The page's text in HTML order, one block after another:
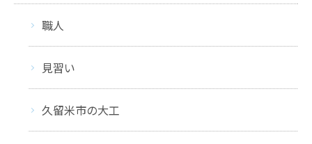
職人
見習い
久留米市の大工